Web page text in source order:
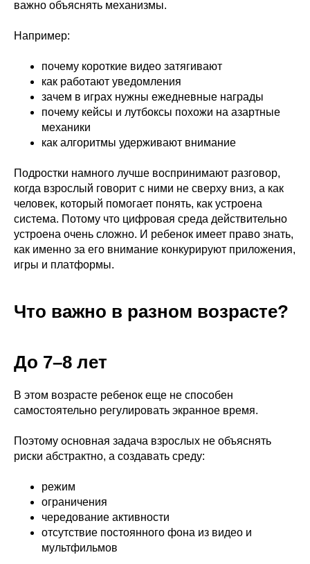
важно объяснять механизмы.
Например:
почему короткие видео затягивают
как работают уведомления
зачем в играх нужны ежедневные награды
почему кейсы и лутбоксы похожи на азартные
механики
как алгоритмы удерживают внимание
Подростки намного лучше воспринимают разговор,
когда взрослый говорит с ними не сверху вниз, а как
человек, который помогает понять, как устроена
система. Потому что цифровая среда действительно
устроена очень сложно. И ребенок имеет право знать,
как именно за его внимание конкурируют приложения,
игры и платформы.
Что важно в разном возрасте?
До 7–8 лет
В этом возрасте ребенок еще не способен
самостоятельно регулировать экранное время.
Поэтому основная задача взрослых не объяснять
риски абстрактно, а создавать среду:
режим
ограничения
чередование активности
отсутствие постоянного фона из видео и
мультфильмов